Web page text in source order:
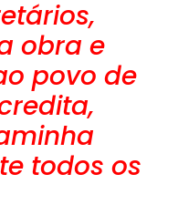
obra e
povo de
todos os